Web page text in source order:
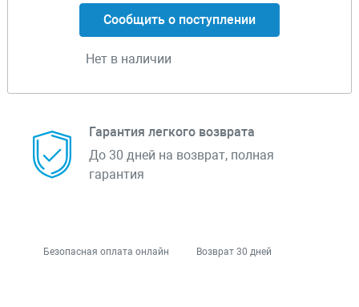
Сообщить о поступлении
Нет в наличии
Гарантия легкого возврата
До 30 дней на возврат, полная
гарантия
Безопасная оплата онлайн Возврат 30 дней